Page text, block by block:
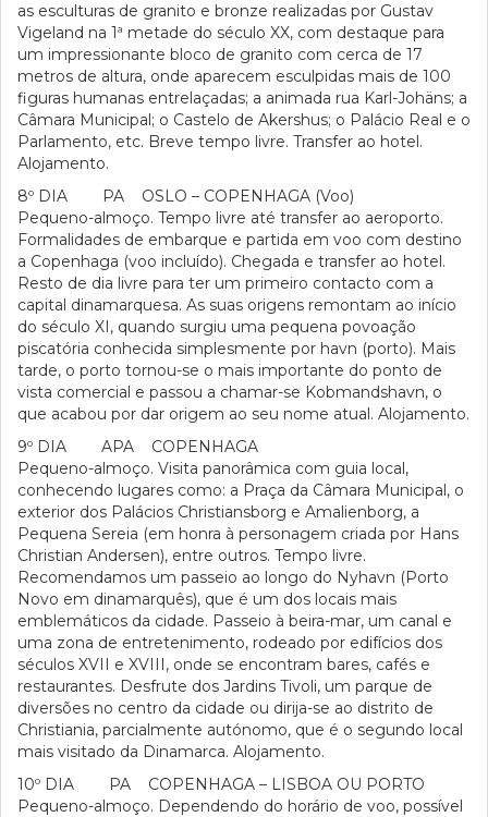
as esculturas de granito e bronze realizadas por Gustav
Vigeland na 1ª metade do século XX, com destaque para
um impressionante bloco de granito com cerca de 17
metros de altura, onde aparecem esculpidas mais de 100
figuras humanas entrelaçadas; a animada rua Karl-Johäns; a
Câmara Municipal; o Castelo de Akershus; o Palácio Real e o
Parlamento, etc. Breve tempo livre. Transfer ao hotel.
Alojamento.
8º DIA PA OSLO – COPENHAGA (Voo)
Pequeno-almoço. Tempo livre até transfer ao aeroporto.
Formalidades de embarque e partida em voo com destino
a Copenhaga (voo incluído). Chegada e transfer ao hotel.
Resto de dia livre para ter um primeiro contacto com a
capital dinamarquesa. As suas origens remontam ao início
do século XI, quando surgiu uma pequena povoação
piscatória conhecida simplesmente por havn (porto). Mais
tarde, o porto tornou-se o mais importante do ponto de
vista comercial e passou a chamar-se Kobmandshavn, o
que acabou por dar origem ao seu nome atual. Alojamento.
9º DIA APA COPENHAGA
Pequeno-almoço. Visita panorâmica com guia local,
conhecendo lugares como: a Praça da Câmara Municipal, o
exterior dos Palácios Christiansborg e Amalienborg, a
Pequena Sereia (em honra à personagem criada por Hans
Christian Andersen), entre outros. Tempo livre.
Recomendamos um passeio ao longo do Nyhavn (Porto
Novo em dinamarquês), que é um dos locais mais
emblemáticos da cidade. Passeio à beira-mar, um canal e
uma zona de entretenimento, rodeado por edifícios dos
séculos XVII e XVIII, onde se encontram bares, cafés e
restaurantes. Desfrute dos Jardins Tivoli, um parque de
diversões no centro da cidade ou dirija-se ao distrito de
Christiania, parcialmente autónomo, que é o segundo local
mais visitado da Dinamarca. Alojamento.
10º DIA PA COPENHAGA – LISBOA OU PORTO
Pequeno-almoço. Dependendo do horário de voo, possível